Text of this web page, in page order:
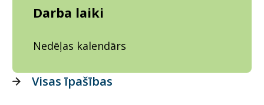
Darba laiki
Nedēļas kalendārs
Visas īpašības